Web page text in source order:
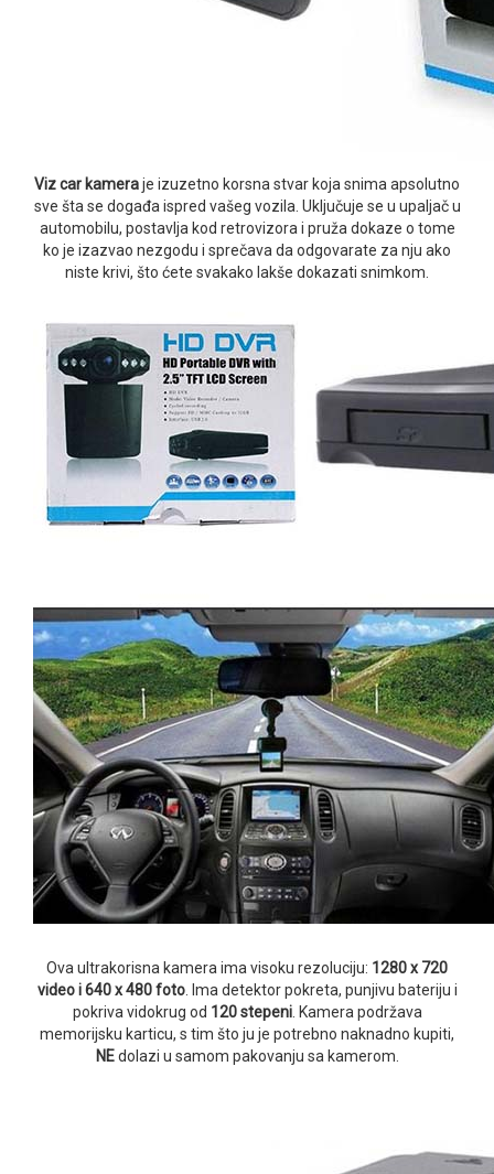
Viz car kameraje izuzetno korsna stvar koja snima apsolutno
sve šta se događa ispred vašeg vozila. Uključuje se u upaljač u
automobilu, postavlja kod retrovizora i pruža dokaze o tome
ko je izazvao nezgodu i sprečava da odgovarate za nju ako
niste krivi, što ćete svakako lakše dokazati snimkom.
Ova ultrakorisna kamera ima visoku rezoluciju: 1280 x 720
video i 640 x 480 foto. Ima detektor pokreta, punjivu bateriju i
pokriva vidokrug od 120 stepeni. Kamera podržava
memorijsku karticu, s tim što ju je potrebno naknadno kupiti,
NEdolazi u samom pakovanju sa kamerom.